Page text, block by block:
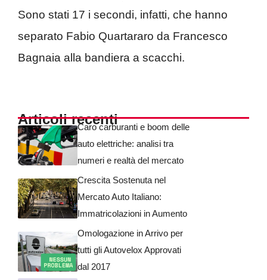
Sono stati 17 i secondi, infatti, che hanno
separato Fabio Quartararo da Francesco
Bagnaia alla bandiera a scacchi.
Articoli recentiCaro carburanti e boom delle
auto elettriche: analisi tra
numeri e realtà del mercato
Crescita Sostenuta nel
Mercato Auto Italiano:
Immatricolazioni in Aumento
Omologazione in Arrivo per
tutti gli Autovelox Approvati
dal 2017